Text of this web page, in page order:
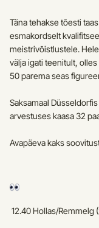
Täna tehakse tõesti
esmakordselt
meistrivõistlustele.
välja igati teenitult,
50 parema seas
Saksamaal
arvestuses kaasa 32
Avapäeva kaks
12.40 Hollas/Remmelg